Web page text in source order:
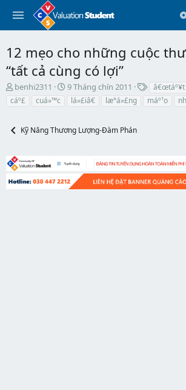
12 mẹo cho những cuộc
“tất cả cùng có lợi”
T
h
a
t
a
r
benhi2311
N
b
đ
u
9 Tháng chín 2011
h
â€œtáº¥t
cáº£
cuá»™c lá»£iâ€ læ°á»£ng máº¹o
Kỹ Năng Thương Lượng-Đàm Phán